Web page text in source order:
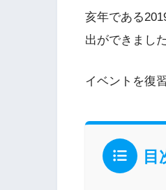
亥年である
出ができました
イベントを復
目